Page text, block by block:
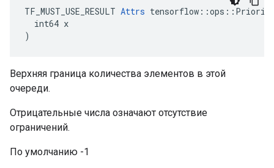
TF_MUST_USE_RESULT Attrs
  int64 x
)
Верхняя граница количества элементов в этой
очереди.
Отрицательные числа означают отсутствие
ограничений.
По умолчанию -1